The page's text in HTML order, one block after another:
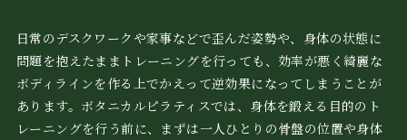
日常のデスクワークや家事などで歪んだ姿勢や、身体の状態に
問題を抱えたままトレーニングを行っても、効率が悪く綺麗な
ボディラインを作る上でかえって逆効果になってしまうことが
あります。ボタニカルピラティスでは、身体を鍛える目的のト
レーニングを行う前に、まずは一人ひとりの骨盤の位置や身体